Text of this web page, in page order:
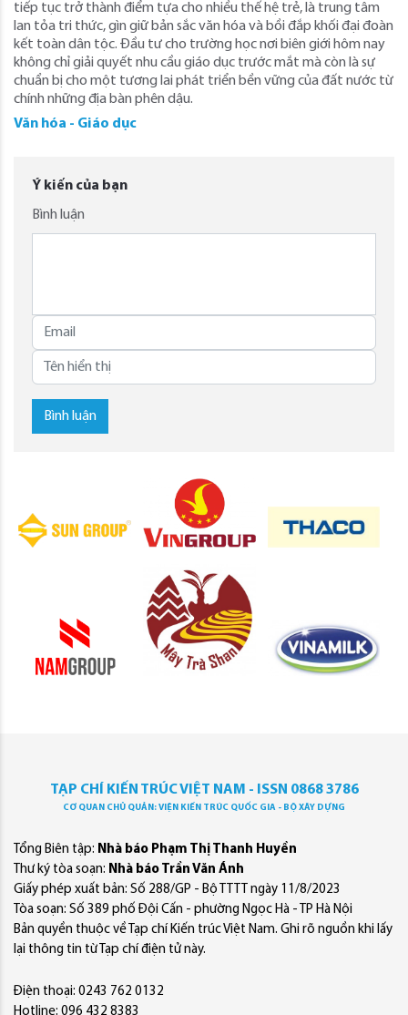
tiếp tục trở thành điểm tựa cho nhiều thế hệ trẻ, là trung tâm
lan tỏa tri thức, gìn giữ bản sắc văn hóa và bồi đắp khối đại đoàn
kết toàn dân tộc. Đầu tư cho trường học nơi biên giới hôm nay
không chỉ giải quyết nhu cầu giáo dục trước mắt mà còn là sự
chuẩn bị cho một tương lai phát triển bền vững của đất nước từ
chính những địa bàn phên dậu.
Văn hóa - Giáo dục
Ý kiến của bạn
Bình luận
Bình luận
TẠP CHÍ KIẾN TRÚC VIỆT NAM - ISSN 0868 3786
CƠ QUAN CHỦ QUẢN: VIỆN KIẾN TRÚC QUỐC GIA - BỘ XÂY DỰNG
Tổng Biên tập: Nhà báo Phạm Thị Thanh Huyền
Thư ký tòa soạn: Nhà báo Trần Văn Ánh
Giấy phép xuất bản: Số 288/GP - Bộ TTTT ngày 11/8/2023
Tòa soạn: Số 389 phố Đội Cấn - phường Ngọc Hà - TP Hà Nội
Bản quyền thuộc về Tạp chí Kiến trúc Việt Nam. Ghi rõ nguồn khi lấy
lại thông tin từ Tạp chí điện tử này.
Điện thoại: 0243 762 0132
Hotline: 096 432 8383